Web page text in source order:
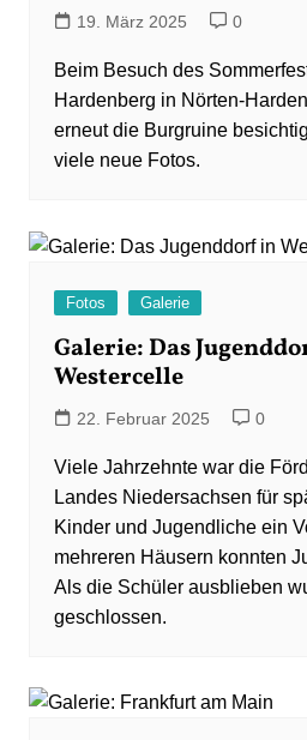
19. März 2025 0
Beim Besuch des
Hardenberg in Nörten-
erneut die Burgruine
viele neue Fotos.
Fotos Galerie
Galerie: Das
Westercelle
22. Februar 2025 0
Viele Jahrzehnte war die
Landes Niedersachsen für
Kinder und Jugendliche ein
mehreren Häusern konnten
Als die Schüler ausblieben
geschlossen.